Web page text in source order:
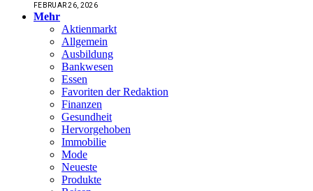
FEBRUAR 26, 2026
Mehr
Aktienmarkt
Allgemein
Ausbildung
Bankwesen
Essen
Favoriten der Redaktion
Finanzen
Gesundheit
Hervorgehoben
Immobilie
Mode
Neueste
Produkte